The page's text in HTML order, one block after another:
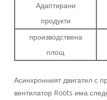
Адаптирани
продукти
производствена
площ
Асинхронният двигател с
вентилатор Roots има